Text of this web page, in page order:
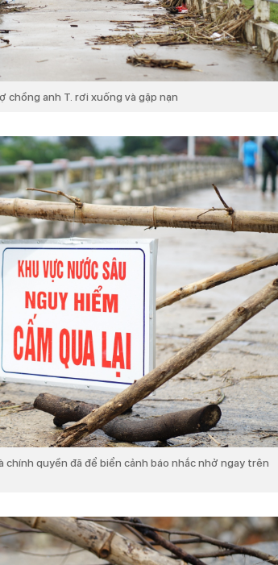
chồng anh T. rơi xuống và gặp nạn
chính quyền đã để biển cảnh báo nhắc nhở ngay trên